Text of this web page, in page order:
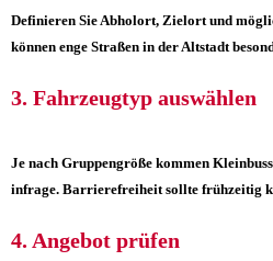
Definieren Sie Abholort, Zielort und
können enge Straßen in der Altstadt
3. Fahrzeugtyp auswählen
Je nach Gruppengröße kommen
infrage. Barrierefreiheit sollte frühzeitig
4. Angebot prüfen